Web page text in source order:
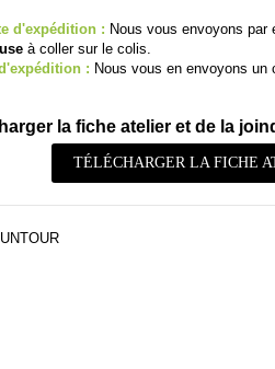
d'expédition : Nous vous envoyons par
à coller sur le colis.
: Nous vous en envoyons un
la fiche atelier et de la
TÉLÉCHARGER LA FICHE